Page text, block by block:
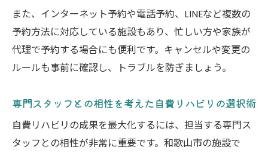
また、インターネット予約や電話予約、LINEなど複数の
予約方法に対応している施設もあり、忙しい方や家族が
代理で予約する場合にも便利です。キャンセルや変更の
ルールも事前に確認し、トラブルを防ぎましょう。
専門スタッフとの相性を考えた自費リハビリの選択術
自費リハビリの成果を最大化するには、担当する専門ス
タッフとの相性が非常に重要です。和歌山市の施設で